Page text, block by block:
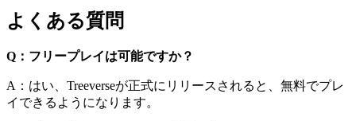
よくある質問
Q：フリープレイは可能ですか？
A：はい、Treeverseが正式にリリースされると、無料でプレ
イできるようになります。